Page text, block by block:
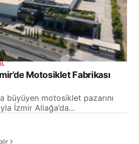
Motosiklet Fabrikası
büyüyen motosiklet pazarını
İzmir Aliağa’da…